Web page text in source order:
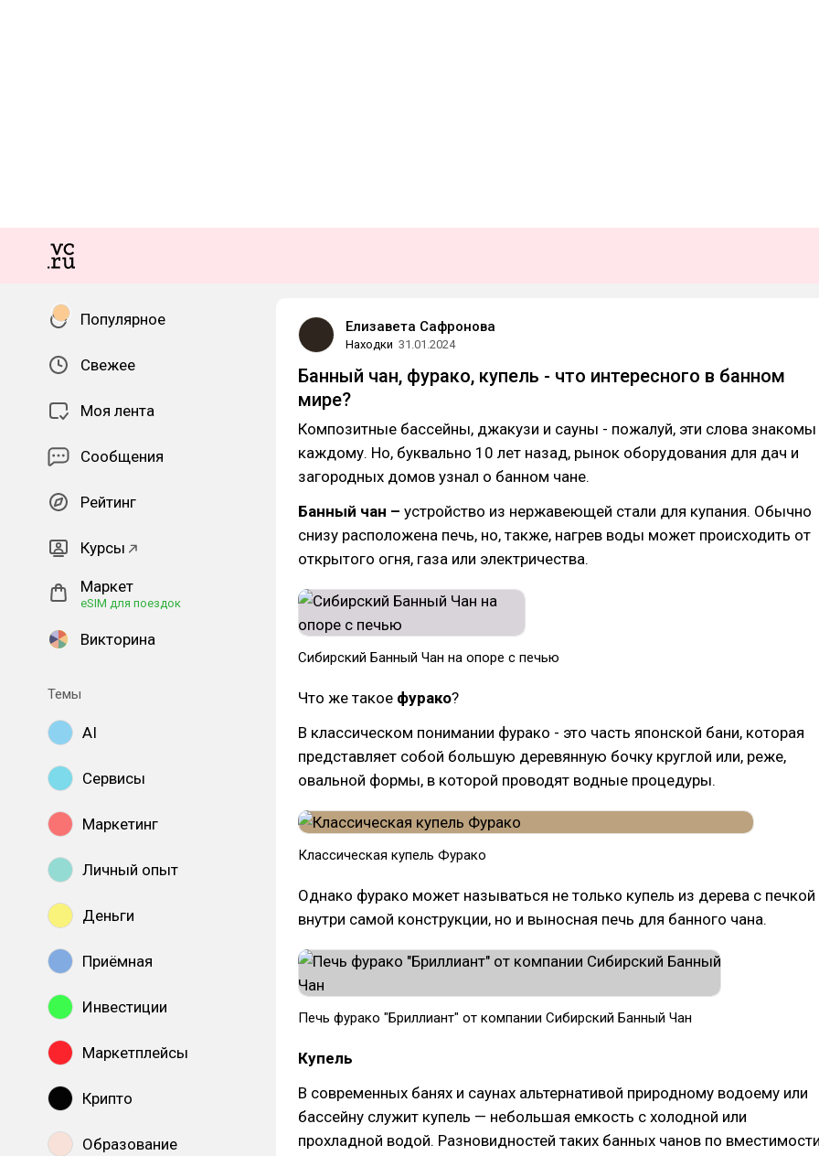
Популярное
Свежее
Моя лента
Сообщения
Рейтинг
Курсы
Маркет
eSIM для поездок
Викторина
Темы
AI
Сервисы
Маркетинг
Личный опыт
Деньги
Приёмная
Инвестиции
Маркетплейсы
Крипто
Образование
Елизавета Сафронова
Находки 31.01.2024
Банный чан, фурако, купель - что интересного в банном
мире?
Композитные бассейны, джакузи и сауны - пожалуй, эти слова знакомы
каждому. Но, буквально 10 лет назад, рынок оборудования для дач и
загородных домов узнал о банном чане.
Банный чан – устройство из нержавеющей стали для купания. Обычно
снизу расположена печь, но, также, нагрев воды может происходить от
открытого огня, газа или электричества.
Сибирский Банный Чан на опоре с печью
Что же такое фурако?
В классическом понимании фурако - это часть японской бани, которая
представляет собой большую деревянную бочку круглой или, реже,
овальной формы, в которой проводят водные процедуры.
Классическая купель Фурако
Однако фурако может называться не только купель из дерева с печкой
внутри самой конструкции, но и выносная печь для банного чана.
Печь фурако "Бриллиант" от компании Сибирский Банный Чан
Купель
В современных банях и саунах альтернативой природному водоему или
бассейну служит купель — небольшая емкость с холодной или
прохладной водой. Разновидностей таких банных чанов по